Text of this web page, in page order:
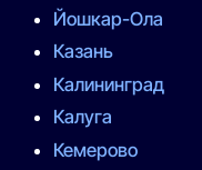
Йошкар-Ола
Казань
Калининград
Калуга
Кемерово